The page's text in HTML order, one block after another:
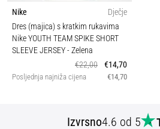
Nike
Dječje
Dres (majica) s kratkim rukavima
Nike YOUTH TEAM SPIKE SHORT
SLEEVE JERSEY- Zelena
€22,00
€14,70
Posljednja najniža cijena €14,70
Izvrsno4.6 od 5